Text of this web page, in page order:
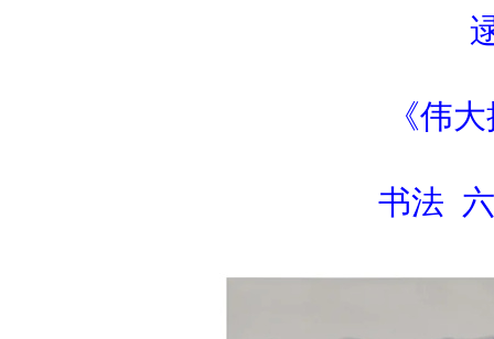
《伟
书法